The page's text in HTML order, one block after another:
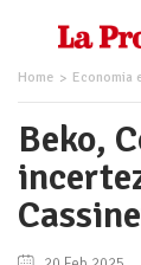
Home Economia e
Beko,